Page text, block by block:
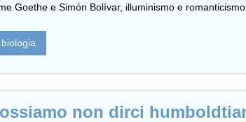
Goethe e Simón Bolívar, illuminismo e
non dirci